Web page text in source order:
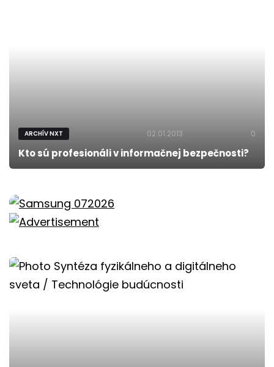
ARCHÍV NXT 02.01.2013 0
Kto sú profesionáli v informačnej bezpečnosti?